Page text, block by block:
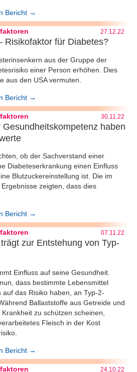
Bericht →
27.12.22
Risikofaktor für Diabetes?
aus der Gruppe der
einer Person erhöhen. Dies
aus den USA vermuten.
Bericht →
30.11.22
haben
ob der Sachverstand einer
Diabeteserkrankung einen Einfluss
Blutzuckereinstellung ist. Die im
zeigten, dass dies
Bericht →
07.11.22
zur Entstehung von Typ-
Einfluss auf seine Gesundheit.
dass bestimmte Lebensmittel
das Risiko haben, an Typ-2-
Ballaststoffe aus Getreide und
zu schützen scheinen,
Fleisch in der Kost
Bericht →
24.10.22